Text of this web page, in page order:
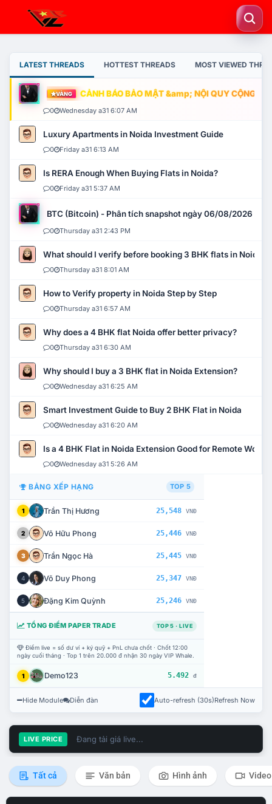
LATEST THREADS HOTTEST THREADS MOST VIEWED
VÀNG CẢNH BÁO BẢO MẬT &amp; NỘI QUY CỘNG
0 Wednesday a31 6:07 AM
Luxury Apartments in Noida Investment Guide
0 Friday a31 6:13 AM
Is RERA Enough When Buying Flats in Noida?
0 Friday a31 5:37 AM
BTC (Bitcoin) - Phân tích snapshot ngày 06/08/2026
0 Thursday a31 2:43 PM
What should I verify before booking 3 BHK flats in Noida?
0 Thursday a31 8:01 AM
How to Verify property in Noida Step by Step
0 Thursday a31 6:57 AM
Why does a 4 BHK flat Noida offer better privacy?
0 Thursday a31 6:30 AM
Why should I buy a 3 BHK flat in Noida Extension?
0 Wednesday a31 6:25 AM
Smart Investment Guide to Buy 2 BHK Flat in Noida
0 Wednesday a31 6:20 AM
Is a 4 BHK Flat in Noida Extension Good for Remote Work?
0 Wednesday a31 5:26 AM
BẢNG XẾP HẠNG TOP 5
1 Trần Thị Hương 25,548 VNĐ
2 Võ Hữu Phong 25,446 VNĐ
3 Trần Ngọc Hà 25,445 VNĐ
4 Võ Duy Phong 25,347 VNĐ
5 Đặng Kim Quỳnh 25,246 VNĐ
TỔNG ĐIỂM PAPER TRADE TOP 5 · LIVE
Điểm live = số dư ví + ký quỹ + PnL chưa chốt · Chốt 12:00
ngày cuối tháng · Top 1 trên 20.000 đ nhận 30 ngày VIP Whale.
1 Demo123 5.492 đ
Hide Module Diễn đàn Auto-refresh (30s)Refresh Now
LIVE PRICE Đang tải giá live...
Tất cả Văn bản Hình ảnh Video